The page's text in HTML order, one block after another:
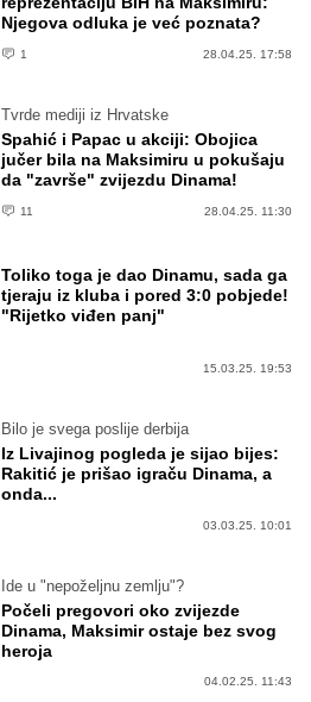
Njegova odluka je već poznata?
1 28.04.25. 17:58
Tvrde mediji iz Hrvatske
Spahić i Papac u akciji: Obojica
jučer bila na Maksimiru u pokušaju
da "završe" zvijezdu Dinama!
11 28.04.25. 11:30
Toliko toga je dao Dinamu, sada ga
tjeraju iz kluba i pored 3:0 pobjede!
"Rijetko viđen panj"
15.03.25. 19:53
Bilo je svega poslije derbija
Iz Livajinog pogleda je sijao bijes:
Rakitić je prišao igraču Dinama, a
onda...
03.03.25. 10:01
Ide u "nepoželjnu zemlju"?
Počeli pregovori oko zvijezde
Dinama, Maksimir ostaje bez svog
heroja
04.02.25. 11:43